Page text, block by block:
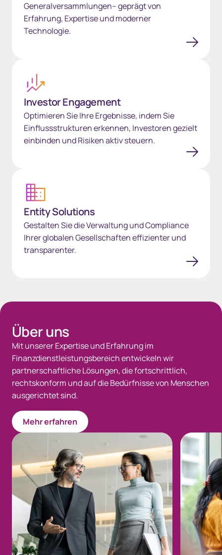
Generalversammlungen– geprägt von
Erfahrung, Expertise und moderner
Technologie.
Investor Engagement
Optimieren Sie Ihre Ergebnisse, indem Sie
Einflussstrukturen erkennen, Investoren gezielt
einbinden und Risiken aktiv steuern.
Entity Solutions
Gestalten Sie die Verwaltung und Compliance
Ihrer globalen Gesellschaften effizienter und
transparenter.
Spacing 35px Gray
Über uns
Mit unserer Expertise und Erfahrung im
Finanzdienstleistungsbereich entwickeln wir
partnerschaftliche Lösungen, die fortschrittlich,
rechtskonform und auf die Bedürfnisse von Menschen
ausgerichtet sind.
Mehr erfahren